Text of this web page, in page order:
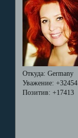
Откуда: Germany
Уважение: +32454
Позитив: +17413